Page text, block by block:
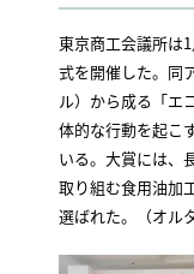
東京商工会議所は
式を開催した。同
ル）から成る「エ
体的な行動を起こ
いる。大賞には、
取り組む食用油加
選ばれた。（オル